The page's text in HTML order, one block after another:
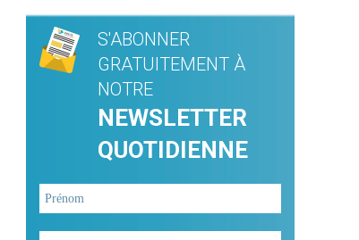
S'ABONNER
GRATUITEMENT À
NOTRE
NEWSLETTER
QUOTIDIENNE